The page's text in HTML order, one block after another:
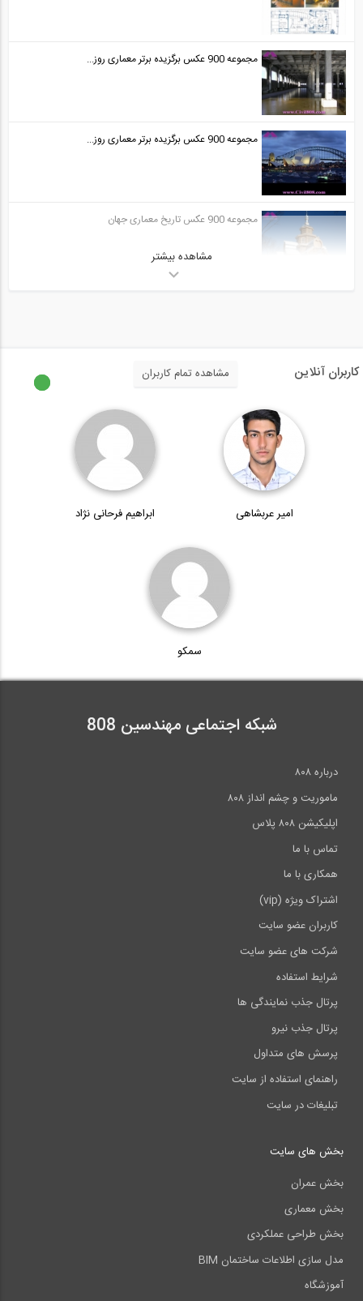
مجموعه 900 عکس برگزیده برتر معماری روز...
مجموعه 900 عکس برگزیده برتر معماری روز...
مجموعه 900 عکس تاریخ معماری جهان
مشاهده بیشتر
کاربران آنلاین مشاهده تمام کاربران
امیر عربشاهی ابراهیم فرحانی نژاد
سمکو
شبکه اجتماعی مهندسین 808
درباره ۸۰۸
ماموریت و چشم انداز ۸۰۸
اپلیکیشن ۸۰۸ پلاس
تماس با ما
همکاری با ما
اشتراک ویژه (vip)
کاربران عضو سایت
شرکت های عضو سایت
شرایط استفاده
پرتال جذب نمایندگی ها
پرتال جذب نیرو
پرسش های متداول
راهنمای استفاده از سایت
تبلیغات در سایت
بخش های سایت
بخش عمران
بخش معماری
بخش طراحی عملکردی
مدل سازی اطلاعات ساختمان BIM
آموزشگاه